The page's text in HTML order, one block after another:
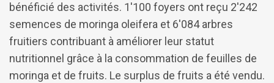
bénéficié des activités. 1'100 foyers ont reçu 2'242
semences de moringa oleifera et 6'084 arbres
fruitiers contribuant à améliorer leur statut
nutritionnel grâce à la consommation de feuilles de
moringa et de fruits. Le surplus de fruits a été vendu.